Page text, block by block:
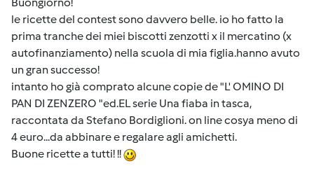
le ricette del contest sono davvero belle. io ho fatto la
prima tranche dei miei biscotti zenzotti x il mercatino (x
autofinanziamento) nella scuola di mia figlia.hanno avuto
un gran successo!
intanto ho già comprato alcune copie de "L' OMINO DI
PAN DI ZENZERO "ed.EL serie Una fiaba in tasca,
raccontata da Stefano Bordiglioni. on line cosya meno di
4 euro...da abbinare e regalare agli amichetti.
Buone ricette a tutti! !!